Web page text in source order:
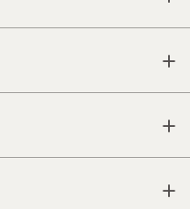
+
+
+